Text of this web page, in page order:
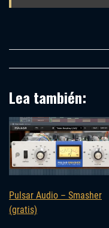
Lea también:
Pulsar Audio – Smasher
(gratis)